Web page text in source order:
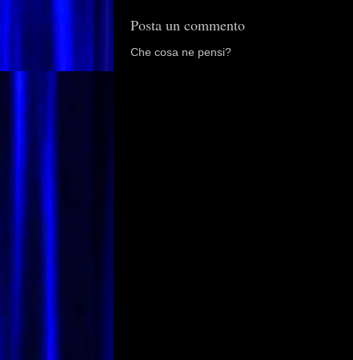
Posta un commento
Che cosa ne pensi?